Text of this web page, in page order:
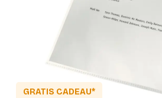
GRATIS CADEAU*